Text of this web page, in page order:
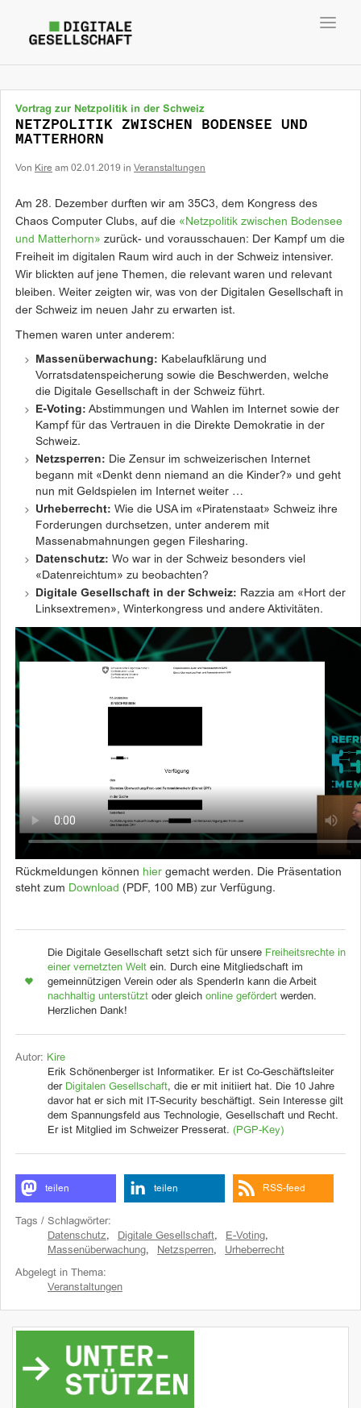
Vortrag zur Netzpolitik in der Schweiz
NETZPOLITIK ZWISCHEN BODENSEE UND
MATTERHORN
Von Kire am 02.01.2019 in Veranstaltungen
Am 28. Dezember durften wir am 35C3, dem Kongress des
Chaos Computer Clubs, auf die «Netzpolitik zwischen Bodensee
und Matterhorn» zurück- und vorausschauen: Der Kampf um die
Freiheit im digitalen Raum wird auch in der Schweiz intensiver.
Wir blickten auf jene Themen, die relevant waren und relevant
bleiben. Weiter zeigten wir, was von der Digitalen Gesellschaft in
der Schweiz im neuen Jahr zu erwarten ist.
Themen waren unter anderem:
Massenüberwachung: Kabelaufklärung und
Vorratsdatenspeicherung sowie die Beschwerden, welche
die Digitale Gesellschaft in der Schweiz führt.
E-Voting: Abstimmungen und Wahlen im Internet sowie der
Kampf für das Vertrauen in die Direkte Demokratie in der
Schweiz.
Netzsperren: Die Zensur im schweizerischen Internet
begann mit «Denkt denn niemand an die Kinder?» und geht
nun mit Geldspielen im Internet weiter …
Urheberrecht: Wie die USA im «Piratenstaat» Schweiz ihre
Forderungen durchsetzen, unter anderem mit
Massenabmahnungen gegen Filesharing.
Datenschutz: Wo war in der Schweiz besonders viel
«Datenreichtum» zu beobachten?
Digitale Gesellschaft in der Schweiz: Razzia am «Hort der
Linksextremen», Winterkongress und andere Aktivitäten.
Rückmeldungen können hier gemacht werden. Die Präsentation
steht zum Download (PDF, 100 MB) zur Verfügung.
Die Digitale Gesellschaft setzt sich für unsere Freiheitsrechte in
einer vernetzten Welt ein. Durch eine Mitgliedschaft im
gemeinnützigen Verein oder als SpenderIn kann die Arbeit
nachhaltig unterstützt oder gleich online gefördert werden.
Herzlichen Dank!
Autor: Kire
Erik Schönenberger ist Informatiker. Er ist Co-Geschäftsleiter
der Digitalen Gesellschaft, die er mit initiiert hat. Die 10 Jahre
davor hat er sich mit IT-Security beschäftigt. Sein Interesse gilt
dem Spannungsfeld aus Technologie, Gesellschaft und Recht.
Er ist Mitglied im Schweizer Presserat. (PGP-Key)
teilen teilen RSS-feed
Tags / Schlagwörter:
Datenschutz, Digitale Gesellschaft, E-Voting,
Massenüberwachung, Netzsperren, Urheberrecht
Abgelegt in Thema:
Veranstaltungen